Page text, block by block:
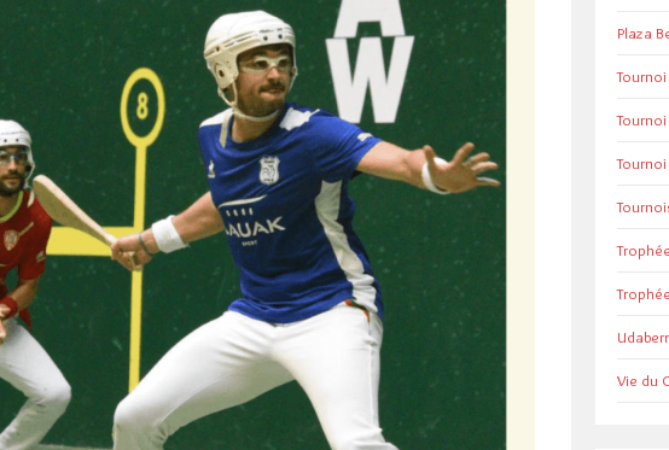
Plaza
Tournoi
Tournoi
Vie du